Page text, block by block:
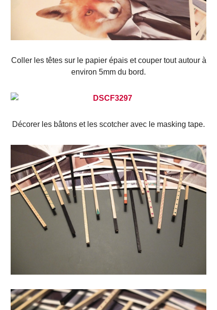
Coller les têtes sur le papier épais et couper tout autour à
environ 5mm du bord.
Décorer les bâtons et les scotcher avec le masking tape.